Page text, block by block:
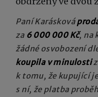
Paní Karásková
za 6 000 000 Kč, na
žádné osvobození
koupila v minulosti
k tomu, že kupující
s ní, že platba